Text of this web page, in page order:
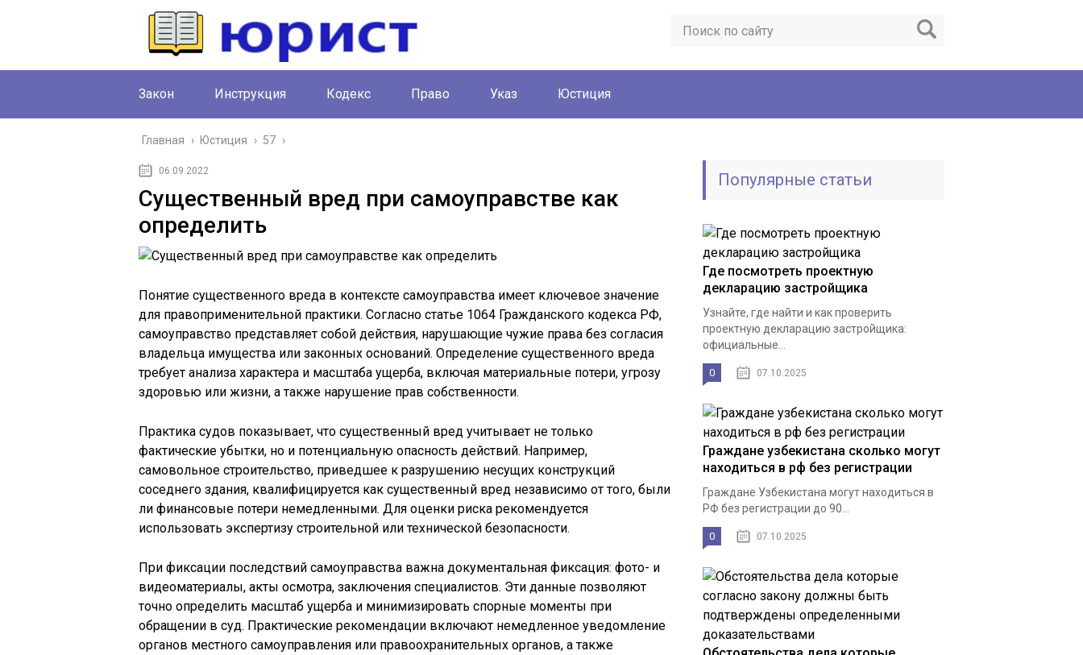
Закон Инструкция Кодекс Право Указ Юстиция
Главная › Юстиция › 57 ›
06.09.2022
Существенный вред при самоуправстве как
определить
Понятие существенного вреда в контексте самоуправства имеет ключевое значение
для правоприменительной практики. Согласно статье 1064 Гражданского кодекса РФ,
самоуправство представляет собой действия, нарушающие чужие права без согласия
владельца имущества или законных оснований. Определение существенного вреда
требует анализа характера и масштаба ущерба, включая материальные потери, угрозу
здоровью или жизни, а также нарушение прав собственности.
Практика судов показывает, что существенный вред учитывает не только
фактические убытки, но и потенциальную опасность действий. Например,
самовольное строительство, приведшее к разрушению несущих конструкций
соседнего здания, квалифицируется как существенный вред независимо от того, были
ли финансовые потери немедленными. Для оценки риска рекомендуется
использовать экспертизу строительной или технической безопасности.
При фиксации последствий самоуправства важна документальная фиксация: фото- и
видеоматериалы, акты осмотра, заключения специалистов. Эти данные позволяют
точно определить масштаб ущерба и минимизировать спорные моменты при
обращении в суд. Практические рекомендации включают немедленное уведомление
органов местного самоуправления или правоохранительных органов, а также
Популярные статьи
Где посмотреть проектную
декларацию застройщика
Узнайте, где найти и как проверить
проектную декларацию застройщика:
официальные...
0 07.10.2025
Граждане узбекистана сколько могут
находиться в рф без регистрации
Граждане Узбекистана могут находиться в
РФ без регистрации до 90...
0 07.10.2025